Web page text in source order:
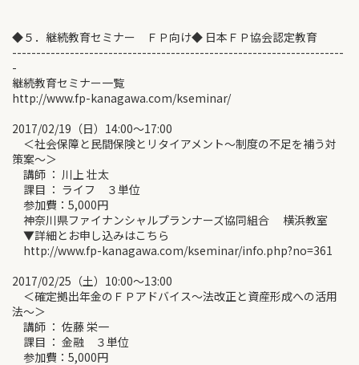
◆５．継続教育セミナー ＦＰ向け◆ 日本ＦＰ協会認定教育
---------------------------------------------------------------------
-
継続教育セミナー一覧
http://www.fp-kanagawa.com/kseminar/
2017/02/19（日）14:00～17:00
＜社会保障と民間保険とリタイアメント～制度の不足を補う対
策案～＞
講師 ： 川上 壮太
課目 ： ライフ ３単位
参加費：5,000円
神奈川県ファイナンシャルプランナーズ協同組合 横浜教室
▼詳細とお申し込みはこちら
http://www.fp-kanagawa.com/kseminar/info.php?no=361
2017/02/25（土）10:00～13:00
＜確定拠出年金のＦＰアドバイス～法改正と資産形成への活用
法～＞
講師 ： 佐藤 栄一
課目 ： 金融 ３単位
参加費：5,000円